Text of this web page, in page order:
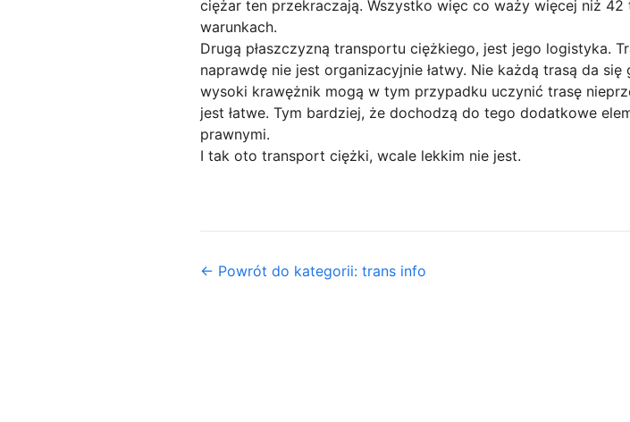
ciężar ten przekraczają. Wszystko więc co waży więcej niż
warunkach.
Drugą płaszczyzną transportu ciężkiego, jest jego logistyka.
naprawdę nie jest organizacyjnie łatwy. Nie każdą trasą da
wysoki krawężnik mogą w tym przypadku uczynić trasę
jest łatwe. Tym bardziej, że dochodzą do tego dodatkowe
prawnymi.
I tak oto transport ciężki, wcale lekkim nie jest.
← Powrót do kategorii: trans info